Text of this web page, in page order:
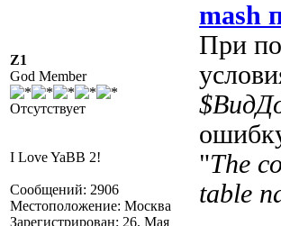
Z1
God Member
Отсутствует
I Love YaBB 2!
Сообщений: 2906
Местоположение: Москва
Зарегистрирован: 26. Мая
mash
При
"The
table